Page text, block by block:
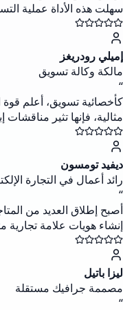
سهلت هذه الأداة عملية
إميلي رودريغز
مالكة وكالة تسويق
“
مثالية، فإنها تثير
ديفيد تومسون
رائد أعمال في التجارة
“
إنشاء هويات علامة
ليزا باتيل
مصممة جرافيك مستقلة
“